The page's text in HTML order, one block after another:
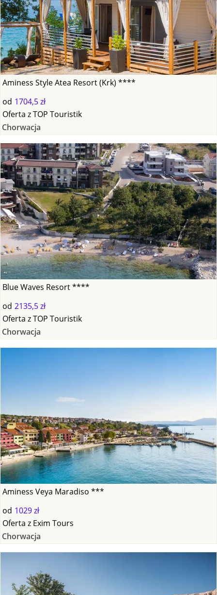
Aminess Style Atea Resort (Krk) ****
od 1704,5 zł
Oferta zTOP Touristik
Chorwacja
Blue Waves Resort ****
od 2135,5 zł
Oferta zTOP Touristik
Chorwacja
Aminess Veya Maradiso ***
od 1029 zł
Oferta z Exim Tours
Chorwacja